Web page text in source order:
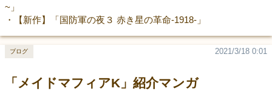
~」
・【新作】「国防軍の夜３ 赤き星の革命-1918-」
「メイドマフィアK」紹介マンガ
2021/3/18 0:01
ブログ